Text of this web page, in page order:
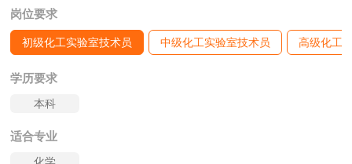
岗位要求
初级化工实验室技术员 中级化工实验室技术员 高级化工
学历要求
本科
适合专业
化学